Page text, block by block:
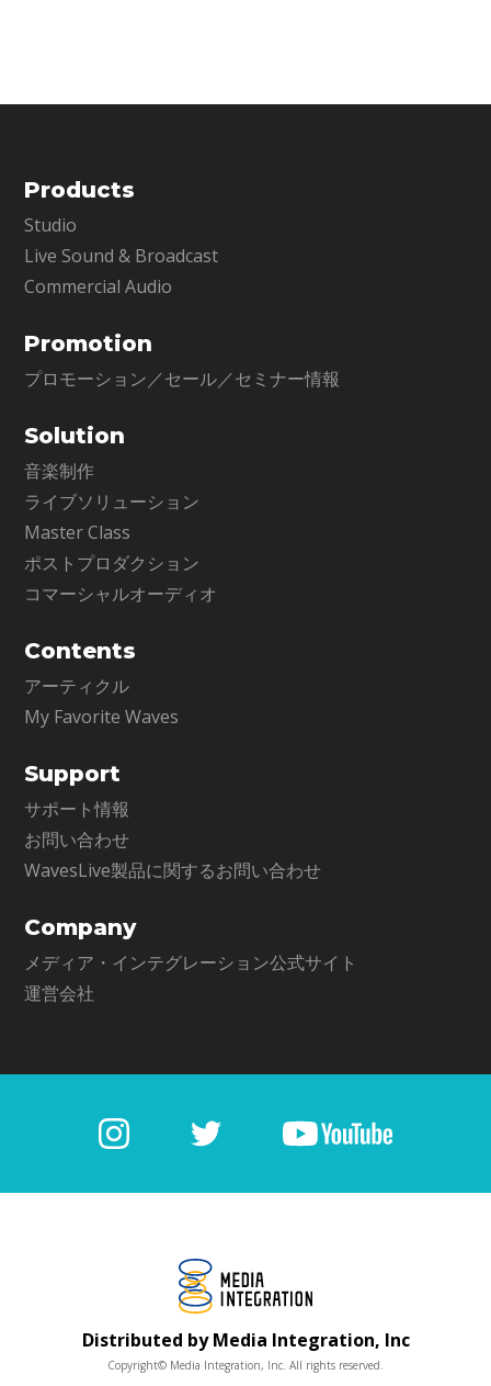
Products
Studio
Live Sound & Broadcast
Commercial Audio
Promotion
プロモーション／セール／セミナー情報
Solution
音楽制作
ライブソリューション
Master Class
ポストプロダクション
コマーシャルオーディオ
Contents
アーティクル
My Favorite Waves
Support
サポート情報
お問い合わせ
WavesLive製品に関するお問い合わせ
Company
メディア・インテグレーション公式サイト
運営会社
Distributed by Media Integration, Inc
Copyright© Media Integration, Inc. All rights reserved.